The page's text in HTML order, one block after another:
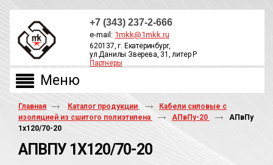
+7 (343) 237-2-666
e-mail: 1mkk@1mkk.ru
620137, г. Екатеринбург,
ул.Данилы Зверева, 31, литер Р
Партнеры
Главная Каталог продукции
Кабели силовые с
изоляцией из сшитого полиэтилена
АПвПу-20
АПвПу
1х120/70-20
АПВПУ 1Х120/70-20